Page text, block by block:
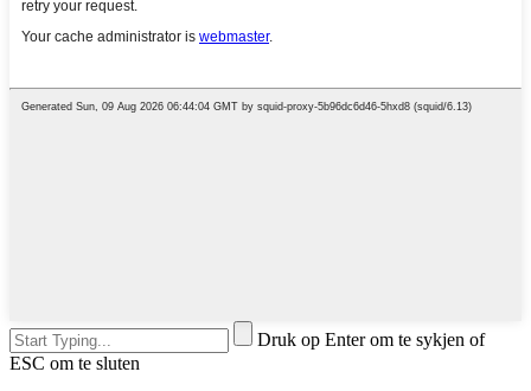
Druk op Enter om te sykjen of
ESC om te sluten